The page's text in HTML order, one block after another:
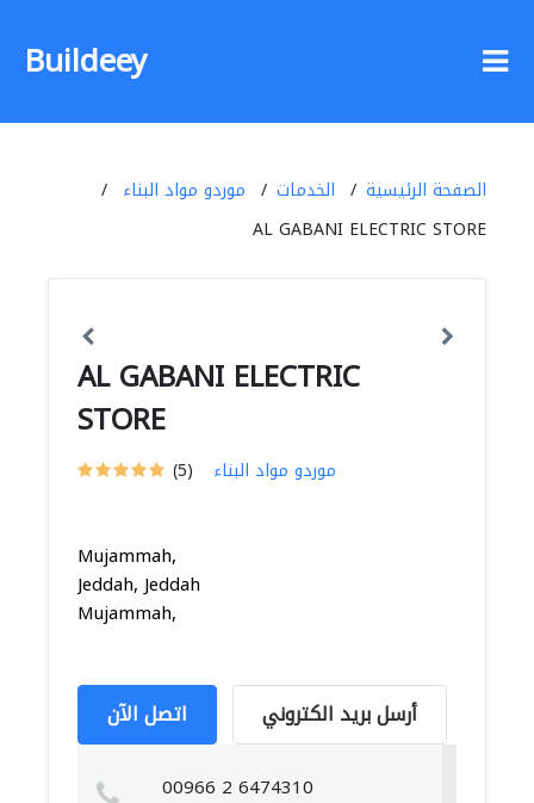
Buildeey
الصفحة الرئيسية الخدمات
موردو مواد البناء
AL GABANI ELECTRIC STORE
AL GABANI ELECTRIC
STORE
(5) موردو مواد البناء
Mujammah,
Jeddah, Jeddah
Mujammah,
اتصل الآن أرسل بريد الكتروني
00966 2 6474310